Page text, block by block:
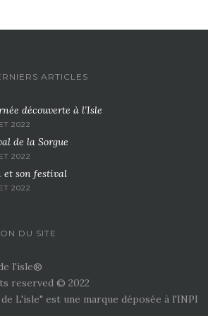
ARTICLES
découverte à l’Isle
2022
de la Sorgue
2022
et son festival
2022
DU SITE
l'isle®
reserved © 2022
L'isle" est une marque déposée à l'INPI